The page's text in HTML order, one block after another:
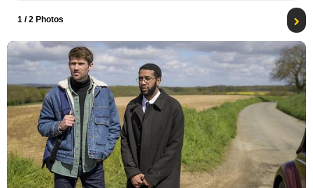
1 / 2 Photos